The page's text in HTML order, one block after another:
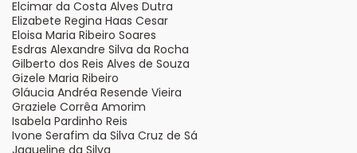
Elcimar da Costa Alves Dutra
Elizabete Regina Haas Cesar
Eloisa Maria Ribeiro Soares
Esdras Alexandre Silva da Rocha
Gilberto dos Reis Alves de Souza
Gizele Maria Ribeiro
Gláucia Andréa Resende Vieira
Graziele Corrêa Amorim
Isabela Pardinho Reis
Ivone Serafim da Silva Cruz de Sá